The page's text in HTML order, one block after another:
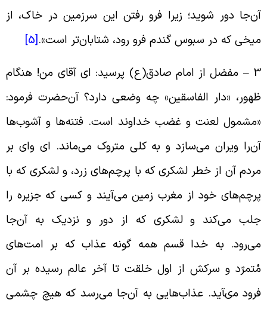
دور شوید؛ زیرا فرو رفتن این سرزمین در خاک، از
که در سبوس گندم فرو رود، شتابان‌تر است».[5]
3 – مفضل از امام صادق(ع) پرسید: ای آقای من! هنگام
«دار الفاسقین» چه وضعى دارد؟ آن‌حضرت فرمود:
لعنت و غضب خداوند است. فتنه‌ها و آشوب‌ها
ویران می‌سازد و به کلى متروک می‌ماند. اى واى بر
آن از خطر لشکرى که با پرچم‌هاى زرد، و لشکرى که با
خود از مغرب زمین می‌آیند و کسى که جزیره را
می‌کند و لشکرى که از دور و نزدیک به آن‌جا
به خدا قسم همه گونه عذاب که بر امت‌هاى
و سرکش از اول خلقت تا آخر عالم رسیده بر آن
مى‏آید. عذاب‌هایى به آن‌جا می‌رسد که هیچ چشمى